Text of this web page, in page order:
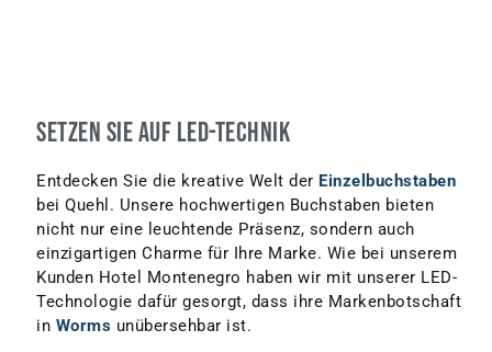
SETZEN SIE AUF LED-TECHNIK
Entdecken Sie die kreative Welt der Einzelbuchstaben
bei Quehl. Unsere hochwertigen Buchstaben bieten
nicht nur eine leuchtende Präsenz, sondern auch
einzigartigen Charme für Ihre Marke. Wie bei unserem
Kunden Hotel Montenegro haben wir mit unserer LED-
Technologie dafür gesorgt, dass ihre Markenbotschaft
in Worms unübersehbar ist.